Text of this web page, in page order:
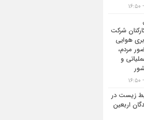
شرکت
هوایی
مردم،
و
زیست در
اربعین